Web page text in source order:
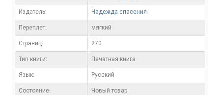
Издатель: Надежда спасения
Переплет: мягкий
Cтраниц: 270
Тип книги: Печатная книга
Язык: Русский
Состояние: Новый товар